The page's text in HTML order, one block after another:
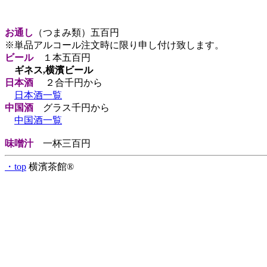
お通し
（つまみ類）五百円
※単品アルコール注文時に限り申し付け致します。
ビール
１本五百円
ギネス,横濱ビール
日本酒
２合千円から
日本酒一覧
中国酒
グラス千円から
中国酒一覧
味噌汁一杯三百円
・top 横濱茶館®